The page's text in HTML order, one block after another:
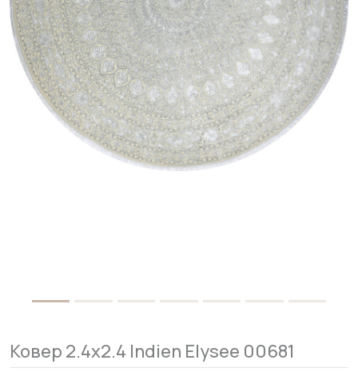
Ковер 2.4x2.4 Indien Elysee 00681